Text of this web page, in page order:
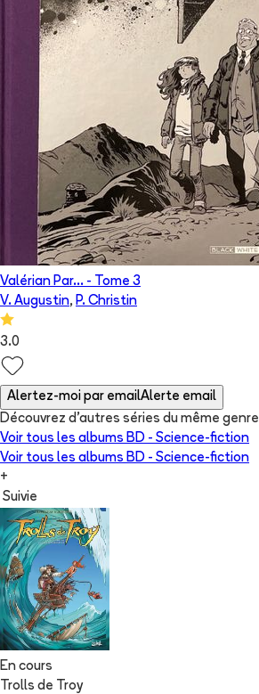
Valérian Par... - Tome 3
V. Augustin, P. Christin
3.0
Alertez-moi par emailAlerte email
Découvrez d'autres séries du même genre
Voir tous les albums BD - Science-fiction
Voir tous les albums BD - Science-fiction
+
Suivie
En cours
Trolls de Troy